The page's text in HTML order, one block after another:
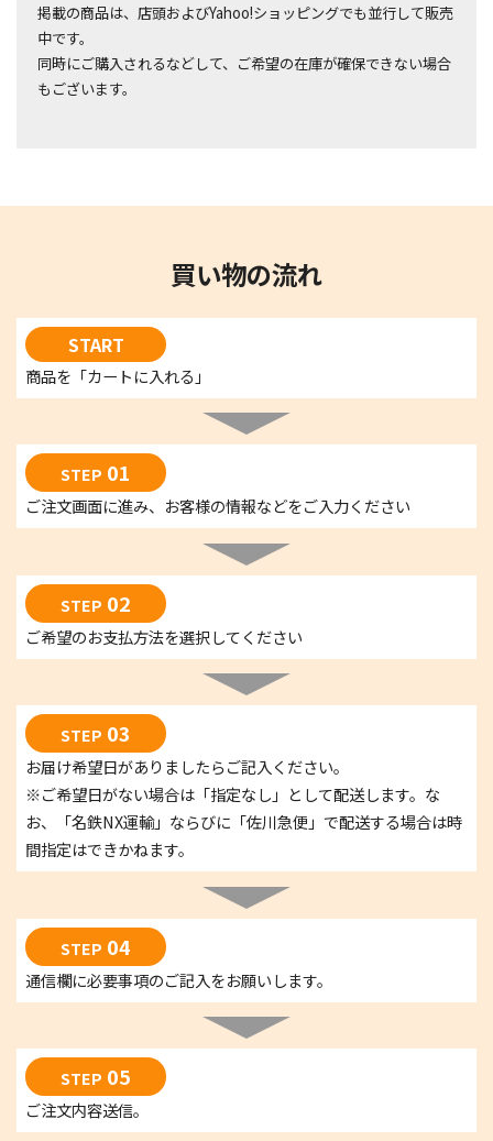
掲載の商品は、店頭およびYahoo!ショッピングでも並行して販売
中です。
同時にご購入されるなどして、ご希望の在庫が確保できない場合
もございます。
買い物の流れ
START
商品を「カートに入れる」
STEP 01
ご注文画面に進み、お客様の情報などをご入力ください
STEP 02
ご希望のお支払方法を選択してください
STEP 03
お届け希望日がありましたらご記入ください。
※ご希望日がない場合は「指定なし」として配送します。な
お、「名鉄NX運輸」ならびに「佐川急便」で配送する場合は時
間指定はできかねます。
STEP 04
通信欄に必要事項のご記入をお願いします。
STEP 05
ご注文内容送信。